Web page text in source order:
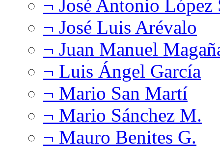
¬ José Antonio López
¬ José Luis Arévalo
¬ Juan Manuel
¬ Luis Ángel García
¬ Mario San Martí
¬ Mario Sánchez M.
¬ Mauro Benites G.